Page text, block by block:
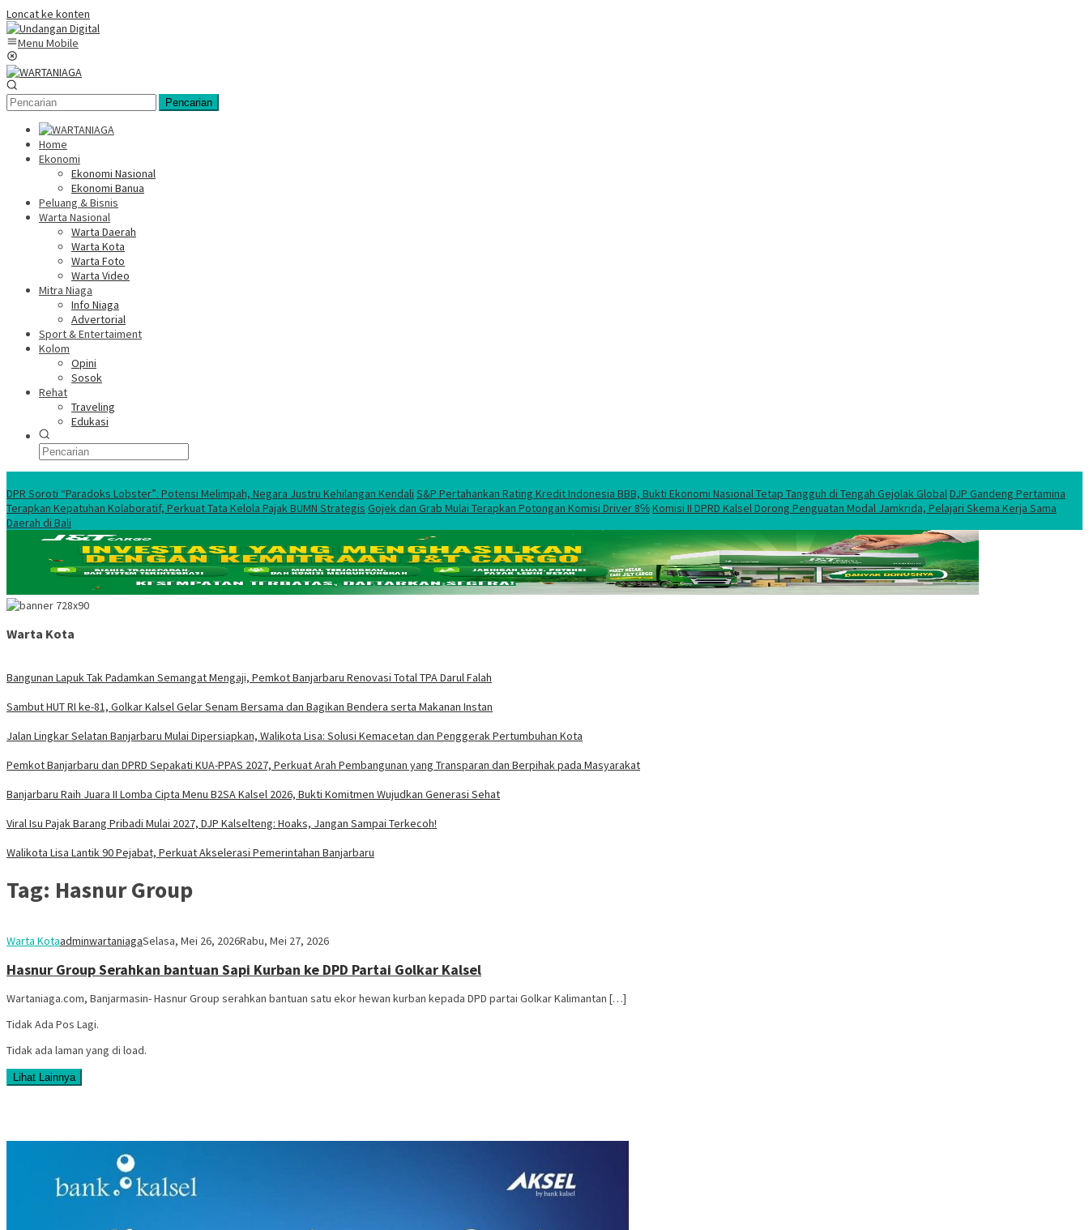
Loncat ke konten
Menu Mobile
Pencarian
Home
Ekonomi
Ekonomi Nasional
Ekonomi Banua
Peluang & Bisnis
Warta Nasional
Warta Daerah
Warta Kota
Warta Foto
Warta Video
Mitra Niaga
Info Niaga
Advertorial
Sport & Entertaiment
Kolom
Opini
Sosok
Rehat
Traveling
Edukasi
DPR Soroti “Paradoks Lobster”: Potensi Melimpah, Negara Justru Kehilangan Kendali S&P Pertahankan Rating Kredit Indonesia BBB, Bukti Ekonomi Nasional Tetap Tangguh di Tengah Gejolak GlobalDJP Gandeng Pertamina
Terapkan Kepatuhan Kolaboratif, Perkuat Tata Kelola Pajak BUMN Strategis Gojek dan Grab Mulai Terapkan Potongan Komisi Driver 8℅Komisi II DPRD Kalsel Dorong Penguatan Modal Jamkrida, Pelajari Skema Kerja Sama
Daerah di Bali
Warta Kota
Bangunan Lapuk Tak Padamkan Semangat Mengaji, Pemkot Banjarbaru Renovasi Total TPA Darul Falah
Sambut HUT RI ke-81, Golkar Kalsel Gelar Senam Bersama dan Bagikan Bendera serta Makanan Instan
Jalan Lingkar Selatan Banjarbaru Mulai Dipersiapkan, Walikota Lisa: Solusi Kemacetan dan Penggerak Pertumbuhan Kota
Pemkot Banjarbaru dan DPRD Sepakati KUA-PPAS 2027, Perkuat Arah Pembangunan yang Transparan dan Berpihak pada Masyarakat
Banjarbaru Raih Juara II Lomba Cipta Menu B2SA Kalsel 2026, Bukti Komitmen Wujudkan Generasi Sehat
Viral Isu Pajak Barang Pribadi Mulai 2027, DJP Kalselteng: Hoaks, Jangan Sampai Terkecoh!
Walikota Lisa Lantik 90 Pejabat, Perkuat Akselerasi Pemerintahan Banjarbaru
Tag: Hasnur Group
Warta KotaadminwartaniagaSelasa, Mei 26, 2026Rabu, Mei 27, 2026
Hasnur Group Serahkan bantuan Sapi Kurban ke DPD Partai Golkar Kalsel
Wartaniaga.com, Banjarmasin- Hasnur Group serahkan bantuan satu ekor hewan kurban kepada DPD partai Golkar Kalimantan […]
Tidak Ada Pos Lagi.
Tidak ada laman yang di load.
Lihat Lainnya